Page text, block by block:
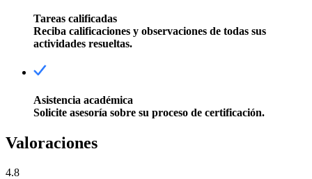
Tareas calificadas
Reciba calificaciones y observaciones de todas sus
actividades resueltas.
Asistencia académica
Solicite asesoría sobre su proceso de certificación.
Valoraciones
4.8